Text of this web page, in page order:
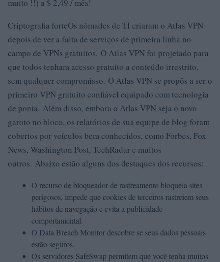
muito !!) a $ 2,49 / mês!
Criptografia forteOs nômades de TI criaram o Atlas VPN
depois de ver a falta de serviços de primeira linha no
campo de VPNs gratuitos. O Atlas VPN foi projetado para
que todos tenham acesso gratuito a conteúdo irrestrito,
sem qualquer compromisso. O Atlas VPN se propôs a ser o
primeiro VPN gratuito confiável equipado com tecnologia
de ponta. Além disso, embora o Atlas VPN seja o novo
garoto no bloco, os relatórios de sua equipe de blog foram
cobertos por veículos bem conhecidos, como Forbes, Fox
News, Washington Post, TechRadar e muitos
outros. Abaixo estão alguns dos destaques dos recursos:
O recurso de bloqueador de rastreamento bloqueia sites
perigosos, impede que cookies de terceiros rastreiem seus
hábitos de navegação e evita a publicidade
comportamental.
O Data Breach Monitor descobre se seus dados pessoais
estão seguros.
Os servidores SafeSwap permitem que você tenha muitos